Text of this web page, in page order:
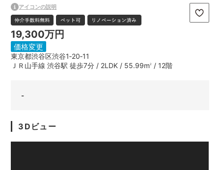
アイコンの説明
19,300万円
価格変更
東京都渋谷区渋谷1‐20‐11
ＪＲ山手線 渋谷駅 徒歩7分 / 2LDK / 55.99m2 / 12階
-
3Dビュー